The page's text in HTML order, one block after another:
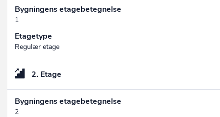
Bygningens etagebetegnelse
1
Etagetype
Regulær etage
2. Etage
Bygningens etagebetegnelse
2